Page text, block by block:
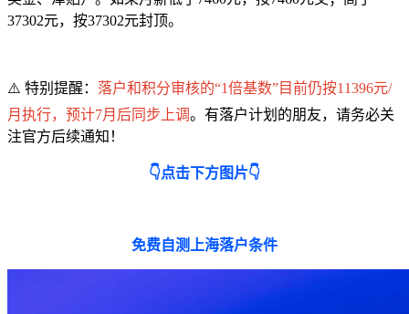
37302元，按37302元封顶。
⚠️ 特别提醒： 落户和积分审核的“1倍基数”目前仍按11396元/
月执行，预计7月后同步上调。有落户计划的朋友，请务必关
注官方后续通知！
👇点击下方图片👇
免费自测上海落户条件